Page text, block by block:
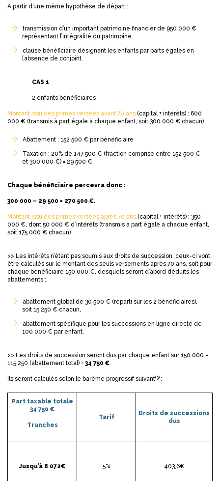
A partir d’une même hypothèse de départ :
transmission d’un important patrimoine financier de 950 000 €
représentant l’intégralité du patrimoine.
clause bénéficiaire désignant les enfants par parts égales en
l’absence de conjoint.
CAS 1
2 enfants bénéficiaires
Montant issu des primes versées avant 70 ans (capital + intérêts) : 600
000 € (transmis à part égale à chaque enfant, soit 300 000 € chacun)
Abattement : 152 500 € par bénéficiaire
Taxation : 20% de 147 500 € (fraction comprise entre 152 500 €
et 300 000 €) = 29 500 €
Chaque bénéficiaire percevra donc :
300 000 – 29 500 = 270 500 €.
Montant issu des primes versées après 70 ans (capital + intérêts) : 350
000 €, dont 50 000 € d’intérêts (transmis à part égale à chaque enfant,
soit 175 000 € chacun)
>> Les intérêts n’étant pas soumis aux droits de succession, ceux-ci vont
être calculés sur le montant des seuls versements après 70 ans, soit pour
chaque bénéficiaire 150 000 €, desquels seront d’abord déduits les
abattements :
abattement global de 30 500 € (réparti sur les 2 bénéficiaires),
soit 15 250 € chacun,
abattement spécifique pour les successions en ligne directe de
100 000 € par enfant.
>> Les droits de succession seront dus par chaque enfant sur 150 000 –
115 250 (abattement total) = 34 750 €.
Ils seront calculés selon le barème progressif suivant(3) :
Part taxable totale
34 750 €
Tranches
Tarif
Droits de successions
dus
Jusqu’à 8 072€ 5% 403,6€